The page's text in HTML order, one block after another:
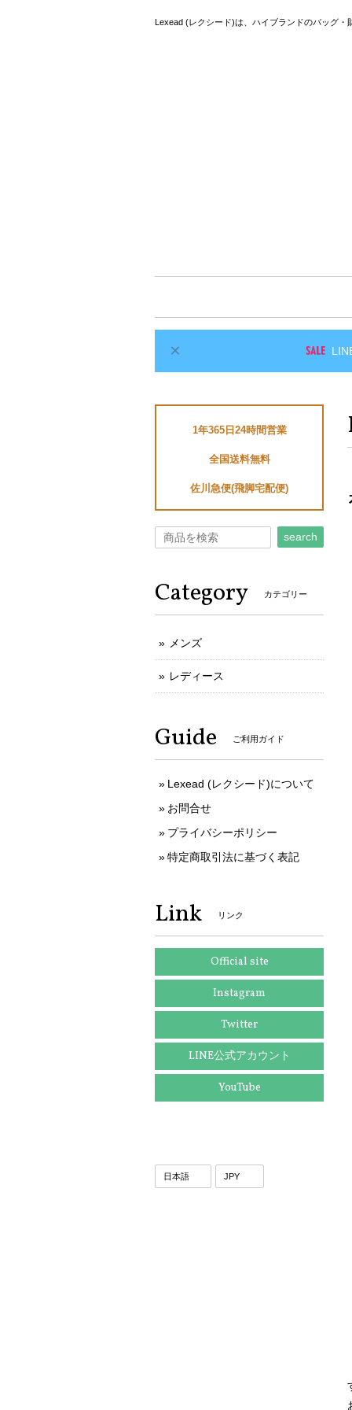
Lexead (レクシード)は、ハイブランドのバッグ
1年365日24時間営業
全国送料無料
佐川急便(飛脚宅配便)
search
Category カテゴリー
メンズ
レディース
Guide ご利用ガイド
Lexead (レクシード)について
お問合せ
プライバシーポリシー
特定商取引法に基づく表記
Link リンク
Official site
Instagram
Twitter
LINE公式アカウント
YouTube